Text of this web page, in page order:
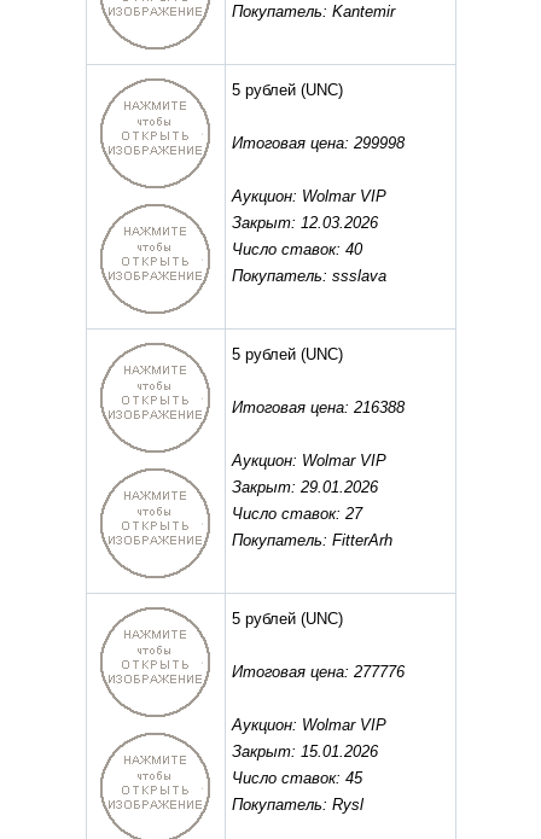
Покупатель: Kantemir
5 рублей(UNC)
Итоговая цена: 299998
Аукцион: Wolmar VIP
Закрыт: 12.03.2026
Число ставок: 40
Покупатель: ssslava
5 рублей(UNC)
Итоговая цена: 216388
Аукцион: Wolmar VIP
Закрыт: 29.01.2026
Число ставок: 27
Покупатель: FitterArh
5 рублей(UNC)
Итоговая цена: 277776
Аукцион: Wolmar VIP
Закрыт: 15.01.2026
Число ставок: 45
Покупатель: Rysl